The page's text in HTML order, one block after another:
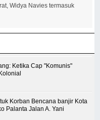
Widya Navies termasuk
Ketika Cap "Komunis"
Korban Bencana banjir Kota
Palanta Jalan A. Yani